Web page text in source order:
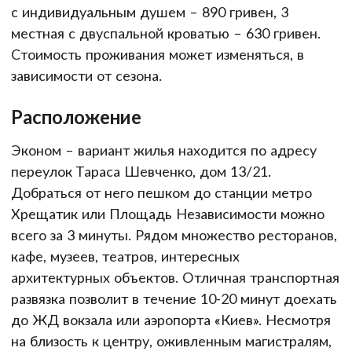
с индивидуальным душем – 890 гривен, 3
местная с двуспальной кроватью – 630 гривен.
Стоимость проживания может изменяться, в
зависимости от сезона.
Расположение
Эконом – вариант жилья находится по адресу
переулок Тараса Шевченко, дом 13/21.
Добраться от него пешком до станции метро
Хрещатик или Площадь Независимости можно
всего за 3 минуты. Рядом множество ресторанов,
кафе, музеев, театров, интересных
архитектурных объектов. Отличная транспортная
развязка позволит в течение 10-20 минут доехать
до ЖД вокзала или аэропорта «Киев». Несмотря
на близость к центру, оживленным магистралям,